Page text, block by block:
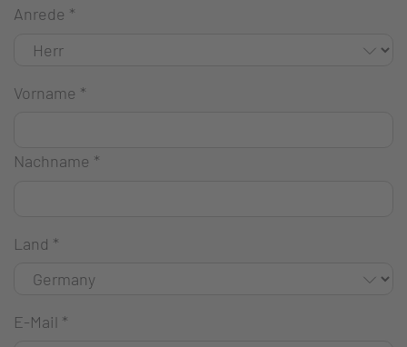
Anrede *
Vorname *
Nachname *
Land *
E-Mail *